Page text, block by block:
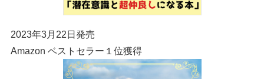
2023年3月22日発売
Amazon ベストセラー１位獲得